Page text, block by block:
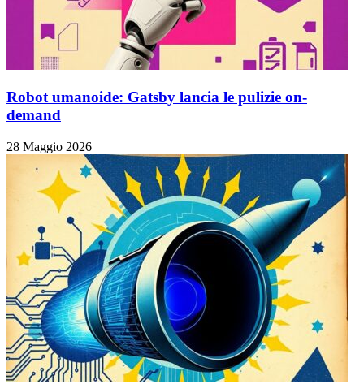
Robot umanoide: Gatsby lancia le pulizie on-
demand
28 Maggio 2026